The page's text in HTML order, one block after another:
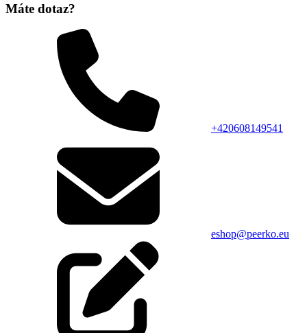
Máte dotaz?
+420608149541
eshop@peerko.eu